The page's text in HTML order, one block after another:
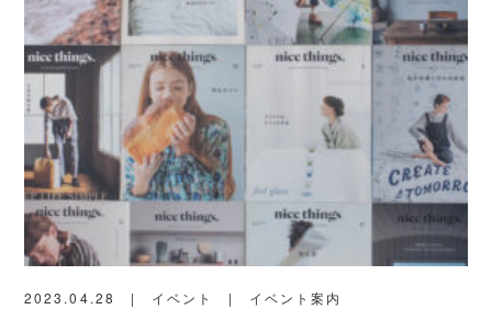
2023.04.28 イベント イベント案内